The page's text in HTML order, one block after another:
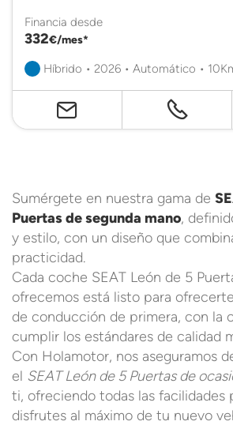
Financia desde
332€/mes*
Híbrido • 2026 • Automático •
Sumérgete en nuestra gama de
Puertas de segunda mano,
y estilo, con un diseño que
practicidad.
Cada coche SEAT León de 5
ofrecemos está listo para
de conducción de primera, con la
cumplir los estándares de calidad
Con Holamotor, nos aseguramos
el SEAT León de 5 Puertas de
ti, ofreciendo todas las facilidades
disfrutes al máximo de tu nuevo